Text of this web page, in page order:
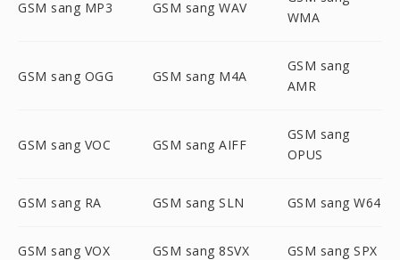
GSM sang MP3 GSM sang WAV
WMA
GSM sang OGG GSM sang M4A
GSM sang
AMR
GSM sang VOC GSM sang AIFF
GSM sang
OPUS
GSM sang RA GSM sang SLN GSM sang W64
GSM sang VOX GSM sang 8SVX GSM sang SPX